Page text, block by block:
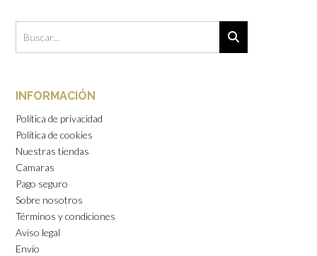
INFORMACIÓN
Política de privacidad
Política de cookies
Nuestras tiendas
Camaras
Pago seguro
Sobre nosotros
Términos y condiciones
Aviso legal
Envío